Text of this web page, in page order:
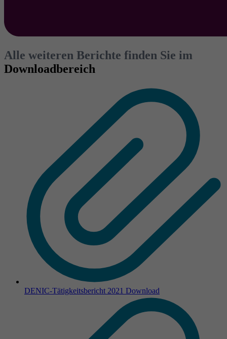
Alle weiteren Berichte finden Sie im
Downloadbereich
DENIC-Tätigkeitsbericht 2021 Download